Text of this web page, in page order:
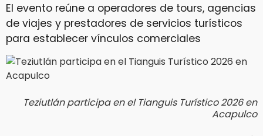
El evento reúne a operadores de tours, agencias
de viajes y prestadores de servicios turísticos
para establecer vínculos comerciales
Teziutlán participa en el Tianguis Turístico 2026 en
Acapulco